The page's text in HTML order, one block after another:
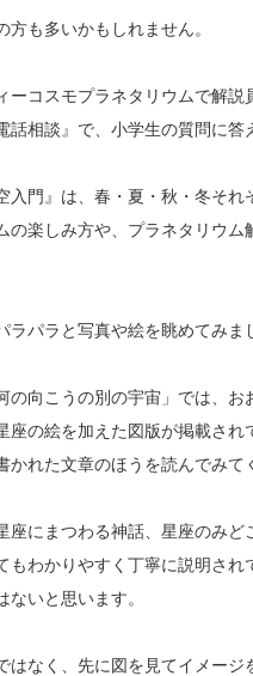
も多いかもしれません。
ーコスモプラネタリウムで解
相談』で、小学生の質問に答
入門』は、春・夏・秋・冬そ
の楽しみ方や、プラネタリウ
パラと写真や絵を眺めてみま
向こうの別の宇宙」では、お
の絵を加えた図版が掲載され
れた文章のほうを読んでみて
座にまつわる神話、星座のみ
もわかりやすく丁寧に説明さ
いと思います。
はなく、先に図を見てイメー